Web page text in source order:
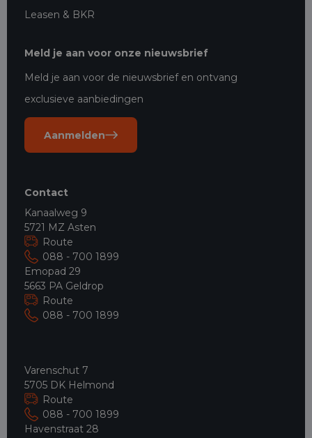
Leasen & BKR
Meld je aan voor onze nieuwsbrief
Meld je aan voor de nieuwsbrief en ontvang
exclusieve aanbiedingen
Aanmelden
Contact
Kanaalweg 9
5721 MZ Asten
Route
088 - 700 1899
Emopad 29
5663 PA Geldrop
Route
088 - 700 1899
Varenschut 7
5705 DK Helmond
Route
088 - 700 1899
Havenstraat 28